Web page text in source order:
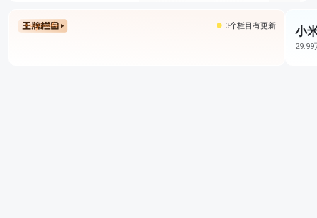
3个栏目有更新 小
29.99